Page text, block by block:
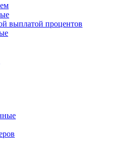
выплатой процентов